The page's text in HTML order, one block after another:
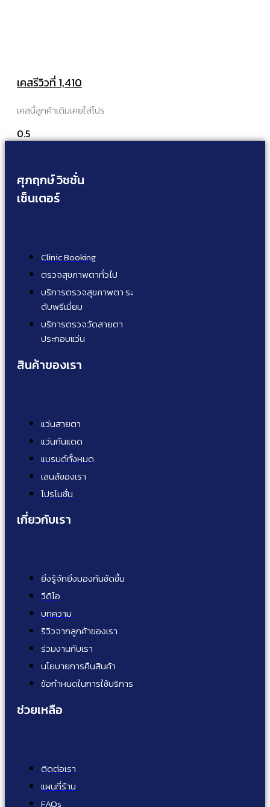
เคสรีวิวที่ 1,410
เคสนี้ลูกค้าเดิมเคยใส่โปร
ศุภฤกษ์ วิชชั่น
เซ็นเตอร์
Clinic Booking
ตรวจสุขภาพตาทั่วไป
บริการตรวจสุขภาพตา ระ
ดับพรีเมี่ยม
บริการตรวจวัดสายตา
ประกอบแว่น
สินค้าของเรา
แว่นสายตา
แว่นกันแดด
แบรนด์ทั้งหมด
เลนส์ของเรา
โปรโมชั่น
เกี่ยวกับเรา
ยิ่งรู้จักยิ่งมองกันชัดขึ้น
วีดิโอ
บทความ
ริวิวจากลูกค้าของเรา
ร่วมงานกับเรา
นโยบายการคืนสินค้า
ข้อกำหนดในการใช้บริการ
ช่วยเหลือ
ติดต่อเรา
แผนที่ร้าน
FAQs